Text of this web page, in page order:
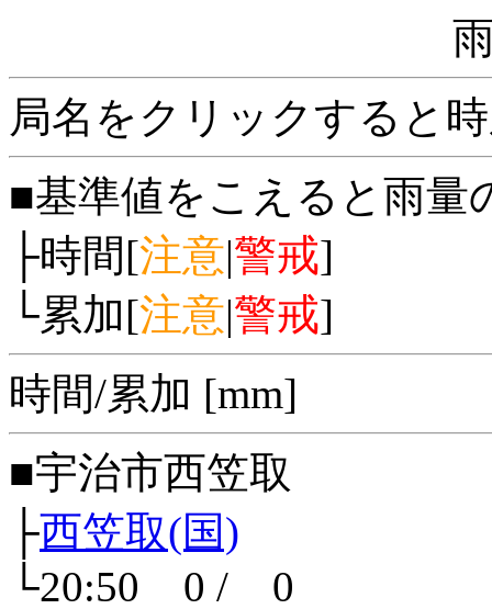
局名をクリックすると
■基準値をこえると雨量
├時間[注意|警戒]
└累加[注意|警戒]
時間/累加 [mm]
■宇治市西笠取
├西笠取(国)
└20:50 0 / 0